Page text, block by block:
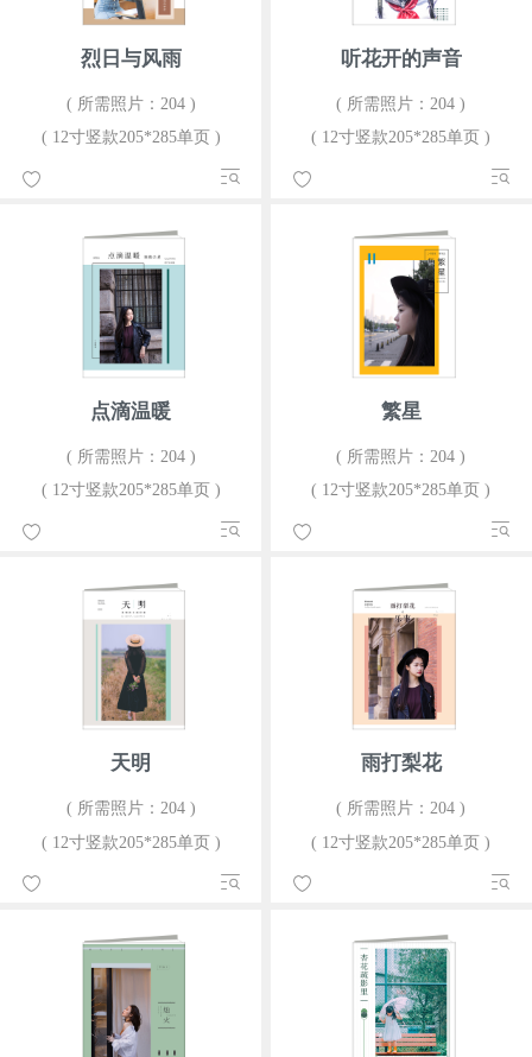
烈日与风雨
( 所需照片：204 )
( 12寸竖款205*285单页 )
听花开的声音
( 所需照片：204 )
( 12寸竖款205*285单页 )
点滴温暖
( 所需照片：204 )
( 12寸竖款205*285单页 )
繁星
( 所需照片：204 )
( 12寸竖款205*285单页 )
天明
( 所需照片：204 )
( 12寸竖款205*285单页 )
雨打梨花
( 所需照片：204 )
( 12寸竖款205*285单页 )